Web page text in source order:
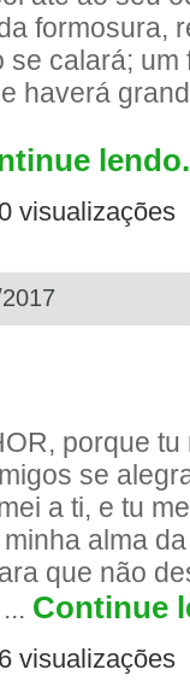
formosura,
calará; um
haverá
visualizações
porque
se
a ti, e tu
alma
que não
Continue
visualizações